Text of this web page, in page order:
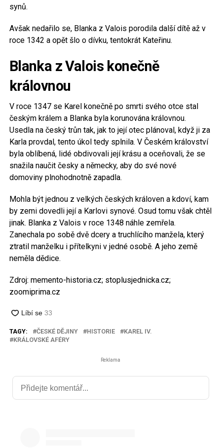
synů.
Avšak nedařilo se, Blanka z Valois porodila další dítě až v
roce 1342 a opět šlo o dívku, tentokrát Kateřinu.
Blanka z Valois konečně
královnou
V roce 1347 se Karel konečně po smrti svého otce stal
českým králem a Blanka byla korunována královnou.
Usedla na český trůn tak, jak to její otec plánoval, když ji za
Karla provdal, tento úkol tedy splnila. V Českém království
byla oblíbená, lidé obdivovali její krásu a oceňovali, že se
snažila naučit česky a německy, aby do své nové
domoviny plnohodnotně zapadla.
Mohla být jednou z velkých českých královen a kdoví, kam
by zemi dovedli její a Karlovi synové. Osud tomu však chtěl
jinak. Blanka z Valois v roce 1348 náhle zemřela.
Zanechala po sobě dvě dcery a truchlícího manžela, který
ztratil manželku i přítelkyni v jedné osobě. A jeho země
neměla dědice.
Zdroj: memento-historia.cz; stoplusjednicka.cz;
zoomiprima.cz
TAGY: ČESKÉ DĚJINY HISTORIE
KAREL IV.
KRÁLOVSKÉ AFÉRY
Reklama